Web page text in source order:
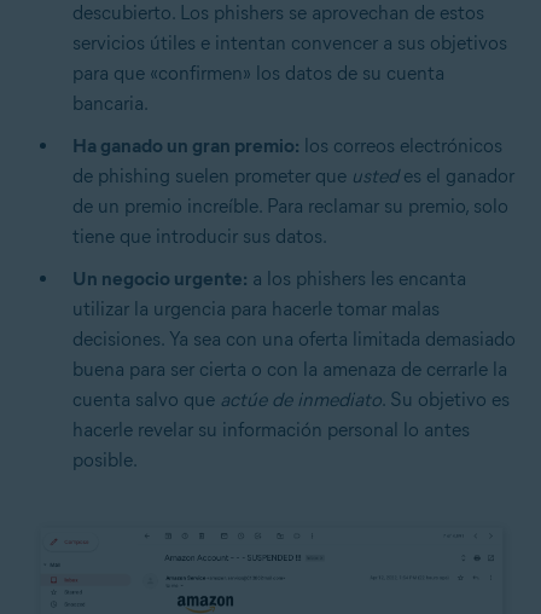
descubierto. Los phishers se aprovechan de estos
servicios útiles e intentan convencer a sus objetivos
para que «confirmen» los datos de su cuenta
bancaria.
Ha ganado un gran premio: los correos electrónicos
de phishing suelen prometer que ustedes el ganador
de un premio increíble. Para reclamar su premio, solo
tiene que introducir sus datos.
Un negocio urgente: a los phishers les encanta
utilizar la urgencia para hacerle tomar malas
decisiones. Ya sea con una oferta limitada demasiado
buena para ser cierta o con la amenaza de cerrarle la
cuenta salvo que actúe de inmediato. Su objetivo es
hacerle revelar su información personal lo antes
posible.